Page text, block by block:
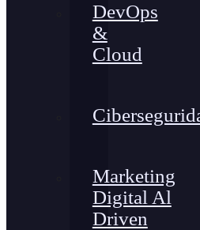
DevOps
&
Cloud
Marketing
Digital Al
Driven